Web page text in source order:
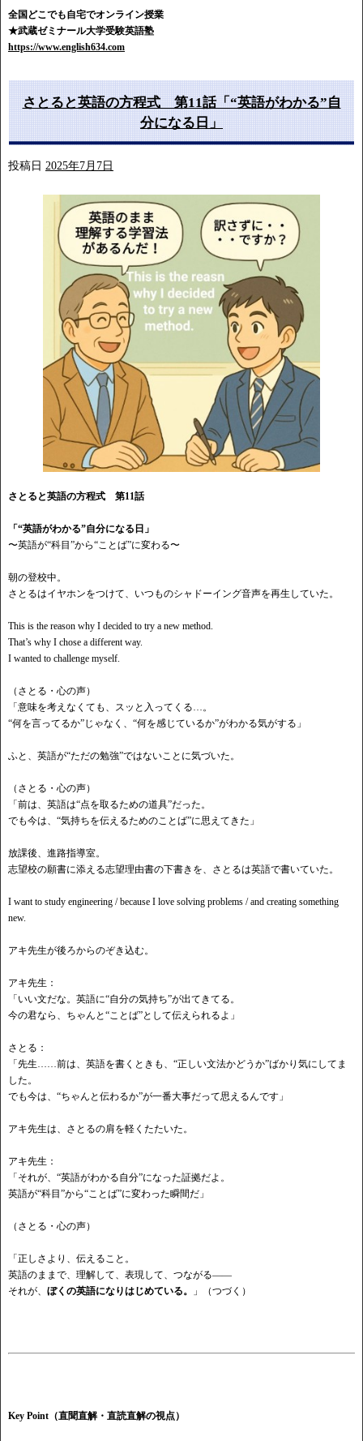
全国どこでも自宅でオンライン授業
★武蔵ゼミナール大学受験英語塾
https://www.english634.com
さとると英語の方程式 第11話「“英語がわかる”自
分になる日」
投稿日 2025年7月7日
さとると英語の方程式 第11話
「 “英語がわかる”自分になる日」
〜英語が“科目”から“ことば”に変わる〜
朝の登校中。
さとるはイヤホンをつけて、いつものシャドーイング音声を再生していた。
This is the reason why I decided to try a new method.
That’s why I chose a different way.
I wanted to challenge myself.
（さとる・心の声）
「意味を考えなくても、スッと入ってくる…。
“何を言ってるか”じゃなく、“何を感じているか”がわかる気がする」
ふと、英語が“ただの勉強”ではないことに気づいた。
（さとる・心の声）
「前は、英語は“点を取るための道具”だった。
でも今は、 “気持ちを伝えるためのことば”に思えてきた」
放課後、進路指導室。
志望校の願書に添える志望理由書の下書きを、さとるは英語で書いていた。
I want to study engineering / because I love solving problems / and creating something
new.
アキ先生が後ろからのぞき込む。
アキ先生：
「いい文だな。英語に“自分の気持ち”が出てきてる。
今の君なら、ちゃんと“ことば”として伝えられるよ」
さとる：
「先生……前は、英語を書くときも、“正しい文法かどうか”ばかり気にしてま
した。
でも今は、 “ちゃんと伝わるか”が一番大事だって思えるんです」
アキ先生は、さとるの肩を軽くたたいた。
アキ先生：
「それが、 “英語がわかる自分”になった証拠だよ。
英語が“科目”から“ことば”に変わった瞬間だ」
（さとる・心の声）
「正しさより、伝えること。
英語のままで、理解して、表現して、つながる――
それが、 ぼくの英語になりはじめている。 」（つづく）
Key Point（直聞直解・直読直解の視点）